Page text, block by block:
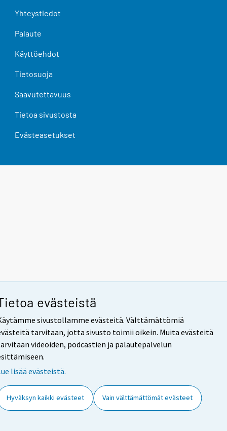
evästeistä
sivustollamme evästeitä. Välttämättömiä
tarvitaan, jotta sivusto toimii oikein. Muita evästeitä
videoiden, podcastien ja palautepalvelun
lisää evästeistä.
Hyväksyn kaikki evästeet Vain välttämättömät evästeet
Yhteystiedot
Palaute
Käyttöehdot
Tietosuoja
Saavutettavuus
Tietoa sivustosta
Evästeasetukset